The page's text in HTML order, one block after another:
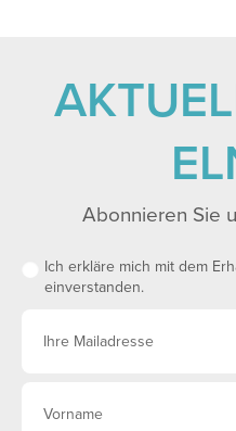
Abonnieren Sie
Ich erkläre mich mit dem
einverstanden.